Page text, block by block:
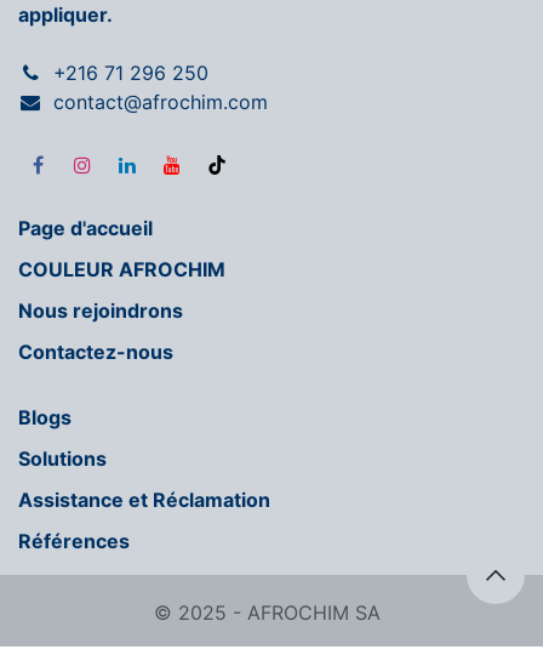
appliquer.
+216 71 296 250
contact@afrochim.com
Page d'accueil
COULEUR AFROCHIM
Nous rejoindrons
Contactez-nous
Blogs
Solutions
Assistance et Réclamation
Références
© 2025 - AFROCHIM SA